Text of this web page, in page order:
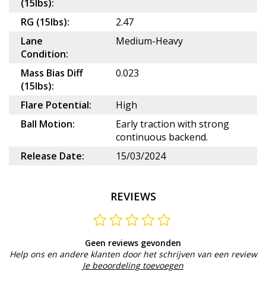
(15lbs):
RG (15lbs):
2.47
Lane
Condition:
Medium-Heavy
Mass Bias Diff
(15lbs):
0.023
Flare Potential:
High
Ball Motion:
Early traction with strong
continuous backend.
Release Date:
15/03/2024
REVIEWS
Geen reviews gevonden
Help ons en andere klanten door het schrijven van een review
Je beoordeling toevoegen